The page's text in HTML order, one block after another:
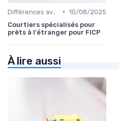
• 10/08/2025
Courtiers spécialisés pour
prêts à l'étranger pour FICP
À lire aussi